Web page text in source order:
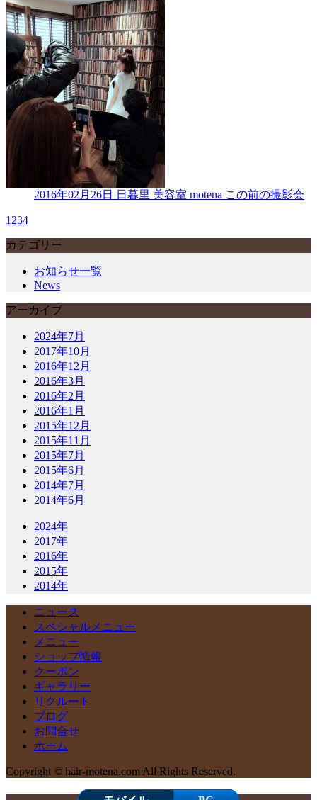
2016年02月26日 日暮里 美容室 motena この前の撮影会
1 234
カテゴリー
お知らせ一覧
News
アーカイブ
2024年7月
2017年10月
2016年12月
2016年3月
2016年2月
2016年1月
2015年12月
2015年11月
2015年7月
2015年6月
2014年7月
2014年6月
2024年
2017年
2016年
2015年
2014年
ニュース
スペシャルメニュー
メニュー
ショップ情報
クーポン
ギャラリー
リクルート
ブログ
お問合せ
ホーム
Copyright © hair-motena.com All Rights Reserved.